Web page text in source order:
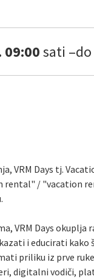
09:00sati –do
VRM Days tj.
/ "vacation
VRM Days
i educirati
priliku iz prve
digitalni vodiči,